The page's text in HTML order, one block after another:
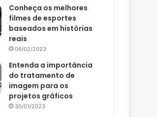
Conheça os melhores
filmes de esportes
baseados em histórias
reais
06/02/2023
Entenda a importância
do tratamento de
imagem para os
projetos gráficos
30/01/2023